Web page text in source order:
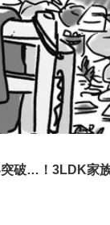
破…！3LDK家